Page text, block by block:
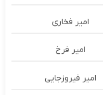
امیر فخاری
امیر فرخ
امیر فیروزجایی